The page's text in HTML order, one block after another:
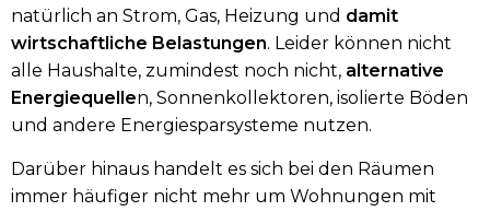
natürlich an Strom, Gas, Heizung und damit
wirtschaftliche Belastungen. Leider können nicht
alle Haushalte, zumindest noch nicht, alternative
Energiequellen, Sonnenkollektoren, isolierte Böden
und andere Energiesparsysteme nutzen.
Darüber hinaus handelt es sich bei den Räumen
immer häufiger nicht mehr um Wohnungen mit